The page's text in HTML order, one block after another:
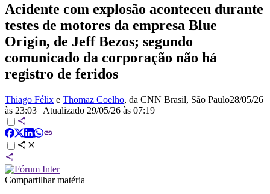
Acidente com explosão aconteceu durante
testes de motores da empresa Blue
Origin, de Jeff Bezos; segundo
comunicado da corporação não há
registro de feridos
Thiago Félix e Thomaz Coelho, da CNN Brasil, São Paulo28/05/26
às 23:03 | Atualizado 29/05/26 às 07:19
Compartilhar matéria